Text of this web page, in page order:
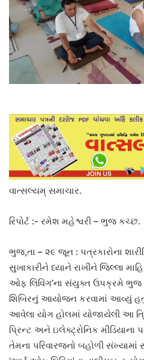
વાત્સલ્યમ્ સમાચાર.
રિપોર્ટ :- રમેશ મહેશ્વરી – ભુજ કચ્છ.
ભુજ,તા – ૨૯ જૂન : પત્રકારોના
સુખાકારીને ધ્યાને રાખીને જિલ્લા
ઓફ લિવિંગ’ના સંયુક્ત ઉપક્રમે ભુજ
શિબિરનું આયોજન કરવામાં આવ્યું
આવેલા યોગ હોલમાં યોજાયેલી આ
પ્રિન્ટ અને ઇલેક્ટ્રોનિક મીડિયાના
તેમના પરિવારજનો બહોળી